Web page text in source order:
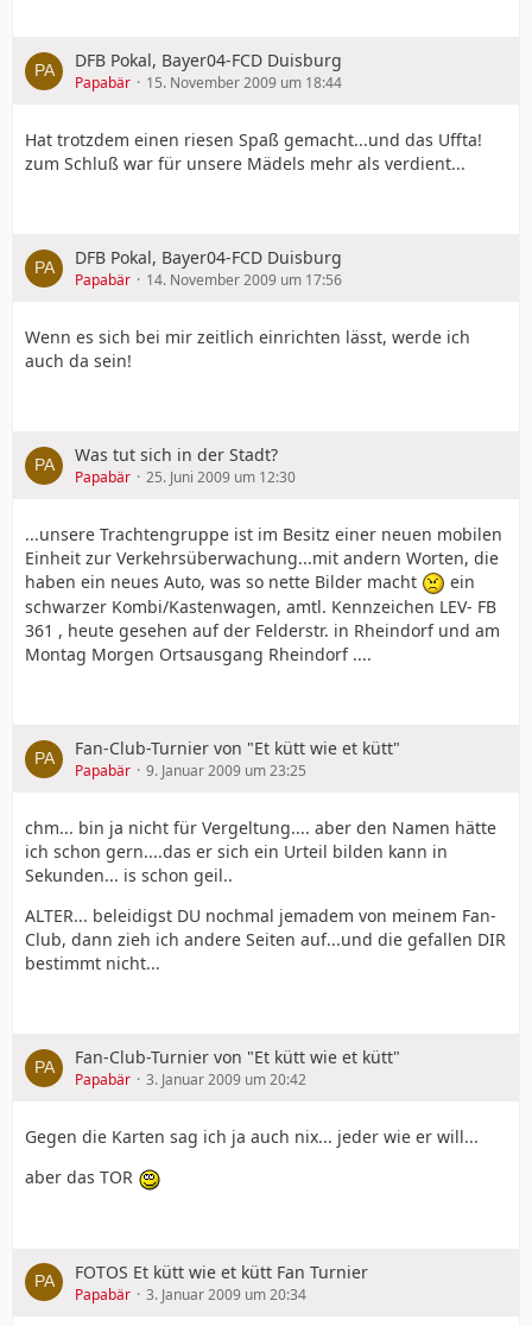
DFB Pokal, Bayer04-FCD Duisburg
Papabär 15. November 2009 um 18:44
Hat trotzdem einen riesen Spaß gemacht...und das Uffta!
zum Schluß war für unsere Mädels mehr als verdient...
DFB Pokal, Bayer04-FCD Duisburg
Papabär 14. November 2009 um 17:56
Wenn es sich bei mir zeitlich einrichten lässt, werde ich
auch da sein!
Was tut sich in der Stadt?
Papabär 25. Juni 2009 um 12:30
...unsere Trachtengruppe ist im Besitz einer neuen mobilen
Einheit zur Verkehrsüberwachung...mit andern Worten, die
haben ein neues Auto, was so nette Bilder macht
ein
schwarzer Kombi/Kastenwagen, amtl. Kennzeichen LEV- FB
361 , heute gesehen auf der Felderstr. in Rheindorf und am
Montag Morgen Ortsausgang Rheindorf ....
Fan-Club-Turnier von "Et kütt wie et kütt"
Papabär 9. Januar 2009 um 23:25
chm... bin ja nicht für Vergeltung.... aber den Namen hätte
ich schon gern....das er sich ein Urteil bilden kann in
Sekunden... is schon geil..
ALTER... beleidigst DU nochmal jemadem von meinem Fan-
Club, dann zieh ich andere Seiten auf...und die gefallen DIR
bestimmt nicht...
Fan-Club-Turnier von "Et kütt wie et kütt"
Papabär 3. Januar 2009 um 20:42
Gegen die Karten sag ich ja auch nix... jeder wie er will...
aber das TOR
FOTOS Et kütt wie et kütt Fan Turnier
Papabär 3. Januar 2009 um 20:34